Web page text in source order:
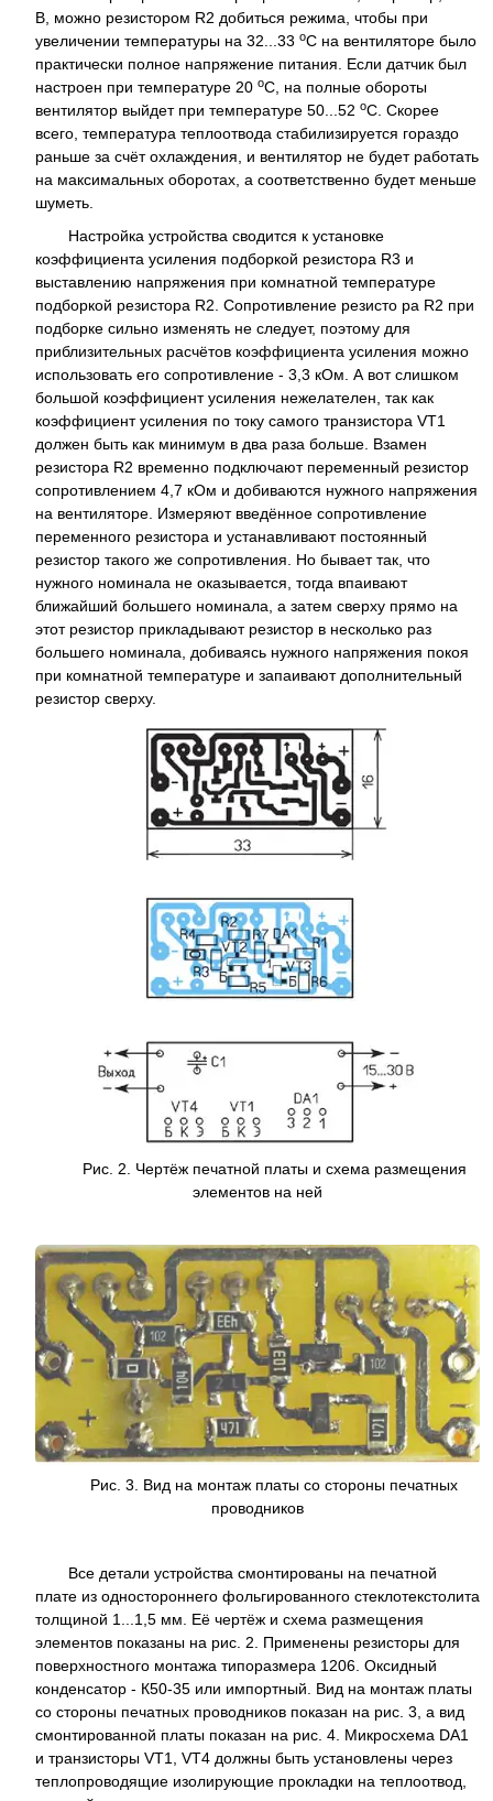
В, можно резистором R2 добиться режима, чтобы при
увеличении температуры на 32...33 оС на вентиляторе было
практически полное напряжение питания. Если датчик был
настроен при температуре 20 оС, на полные обороты
вентилятор выйдет при температуре 50...52 оС. Скорее
всего, температура теплоотвода стабилизируется гораздо
раньше за счёт охлаждения, и вентилятор не будет работать
на максимальных оборотах, а соответственно будет меньше
шуметь.
Настройка устройства сводится к установке
коэффициента усиления подборкой резистора R3 и
выставлению напряжения при комнатной температуре
подборкой резистора R2. Сопротивление резисто ра R2 при
подборке сильно изменять не следует, поэтому для
приблизительных расчётов коэффициента усиления можно
использовать его сопротивление - 3,3 кОм. А вот слишком
большой коэффициент усиления нежелателен, так как
коэффициент усиления по току самого транзистора VT1
должен быть как минимум в два раза больше. Взамен
резистора R2 временно подключают переменный резистор
сопротивлением 4,7 кОм и добиваются нужного напряжения
на вентиляторе. Измеряют введённое сопротивление
переменного резистора и устанавливают постоянный
резистор такого же сопротивления. Но бывает так, что
нужного номинала не оказывается, тогда впаивают
ближайший большего номинала, а затем сверху прямо на
этот резистор прикладывают резистор в несколько раз
большего номинала, добиваясь нужного напряжения покоя
при комнатной температуре и запаивают дополнительный
резистор сверху.
Рис. 2. Чертёж печатной платы и схема размещения
элементов на ней
Рис. 3. Вид на монтаж платы со стороны печатных
проводников
Все детали устройства смонтированы на печатной
плате из одностороннего фольгированного стеклотекстолита
толщиной 1...1,5 мм. Её чертёж и схема размещения
элементов показаны на рис. 2. Применены резисторы для
поверхностного монтажа типоразмера 1206. Оксидный
конденсатор - К50-35 или импортный. Вид на монтаж платы
со стороны печатных проводников показан на рис. 3, а вид
смонтированной платы показан на рис. 4. Микросхема DA1
и транзисторы VT1, VT4 должны быть установлены через
теплопроводящие изолирующие прокладки на теплоотвод,